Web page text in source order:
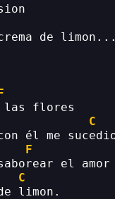
de limon...
las flores
C
él me
F
el amor
C
limon.